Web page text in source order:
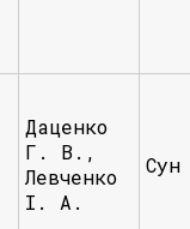
Даценко
Г. В.,
Левченко
І. А.
Сун